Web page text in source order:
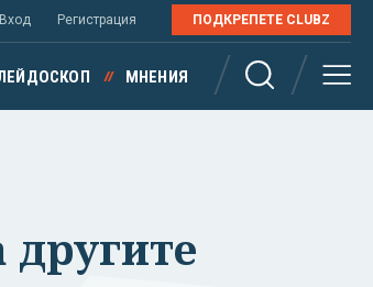
Вход Регистрация ПОДКРЕПЕТЕ CLUBZ
МНЕНИЯ